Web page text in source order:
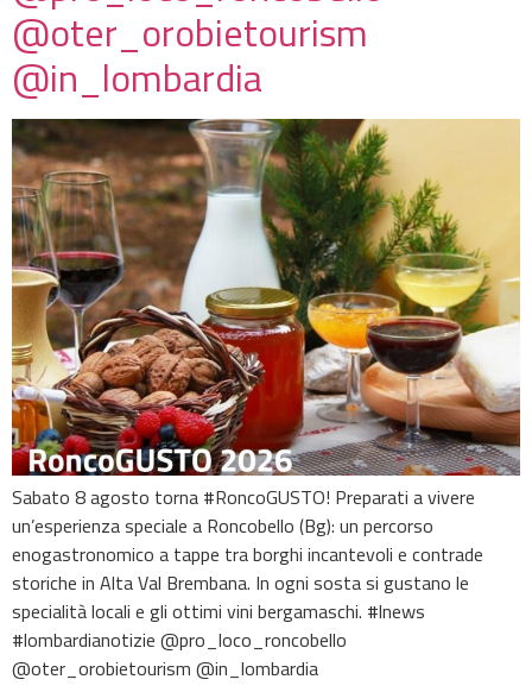
@oter_orobietourism
@in_lombardia
Sabato 8 agosto torna #RoncoGUSTO! Preparati a vivere
un’esperienza speciale a Roncobello (Bg): un percorso
enogastronomico a tappe tra borghi incantevoli e contrade
storiche in Alta Val Brembana. In ogni sosta si gustano le
specialità locali e gli ottimi vini bergamaschi. #lnews
#lombardianotizie @pro_loco_roncobello
@oter_orobietourism @in_lombardia